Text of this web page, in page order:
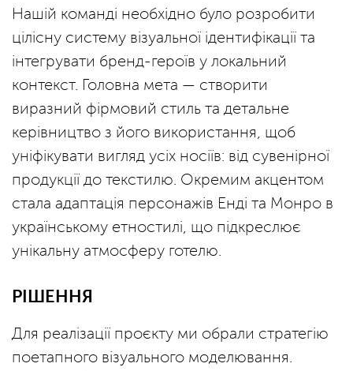
Нашій команді необхідно було розробити
цілісну систему візуальної ідентифікації та
інтегрувати бренд-героїв у локальний
контекст. Головна мета — створити
виразний фірмовий стиль та детальне
керівництво з його використання, щоб
уніфікувати вигляд усіх носіїв: від сувенірної
продукції до текстилю. Окремим акцентом
стала адаптація персонажів Енді та Монро в
українському етностилі, що підкреслює
унікальну атмосферу готелю.
РІШЕННЯ
Для реалізації проєкту ми обрали стратегію
поетапного візуального моделювання.